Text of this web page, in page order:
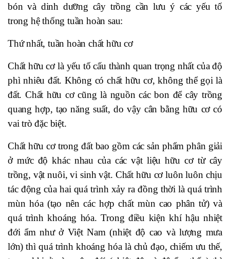
bón và dinh dưỡng cây trồng cần lưu ý các yếu tố
trong hệ thống tuần hoàn sau:
Thứ nhất, tuần hoàn chất hữu cơ
Chất hữu cơ là yếu tố cấu thành quan trọng nhất của độ
phì nhiêu đất. Không có chất hữu cơ, không thể gọi là
đất. Chất hữu cơ cũng là nguồn các bon để cây trồng
quang hợp, tạo năng suất, do vậy cân bằng hữu cơ có
vai trò đặc biệt.
Chất hữu cơ trong đất bao gồm các sản phẩm phân giải
ở mức độ khác nhau của các vật liệu hữu cơ từ cây
trồng, vật nuôi, vi sinh vật. Chất hữu cơ luôn luôn chịu
tác động của hai quá trình xảy ra đồng thời là quá trình
mùn hóa (tạo nên các hợp chất mùn cao phân tử) và
quá trình khoáng hóa. Trong điều kiện khí hậu nhiệt
đới ẩm như ở Việt Nam (nhiệt độ cao và lượng mưa
lớn) thì quá trình khoáng hóa là chủ đạo, chiếm ưu thế,